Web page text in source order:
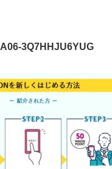
A06-3Q7HHJU6YUG